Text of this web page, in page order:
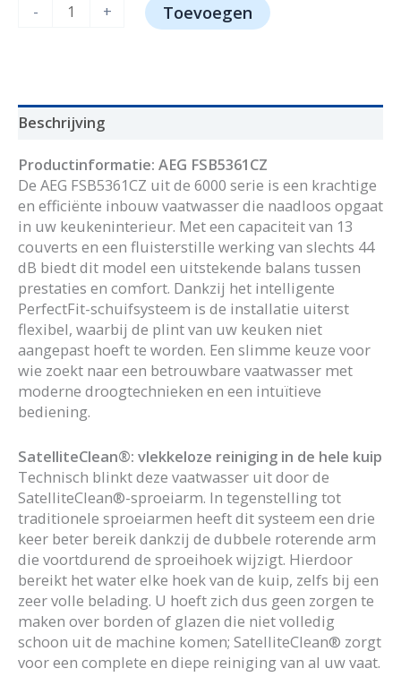
- + Toevoegen
Beschrijving
Productinformatie: AEG FSB5361CZ
De AEG FSB5361CZ uit de 6000 serie is een krachtige
en efficiënte inbouw vaatwasser die naadloos opgaat
in uw keukeninterieur. Met een capaciteit van 13
couverts en een fluisterstille werking van slechts 44
dB biedt dit model een uitstekende balans tussen
prestaties en comfort. Dankzij het intelligente
PerfectFit-schuifsysteem is de installatie uiterst
flexibel, waarbij de plint van uw keuken niet
aangepast hoeft te worden. Een slimme keuze voor
wie zoekt naar een betrouwbare vaatwasser met
moderne droogtechnieken en een intuïtieve
bediening.
SatelliteClean®: vlekkeloze reiniging in de hele kuip
Technisch blinkt deze vaatwasser uit door de
SatelliteClean®-sproeiarm. In tegenstelling tot
traditionele sproeiarmen heeft dit systeem een drie
keer beter bereik dankzij de dubbele roterende arm
die voortdurend de sproeihoek wijzigt. Hierdoor
bereikt het water elke hoek van de kuip, zelfs bij een
zeer volle belading. U hoeft zich dus geen zorgen te
maken over borden of glazen die niet volledig
schoon uit de machine komen; SatelliteClean® zorgt
voor een complete en diepe reiniging van al uw vaat.